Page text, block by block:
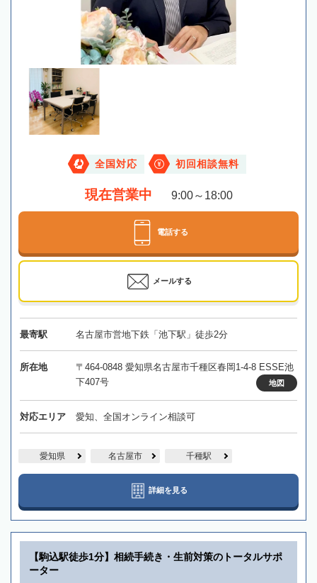
全国対応 初回相談無料
現在営業中 9:00～18:00
電話する
メールする
最寄駅 名古屋市営地下鉄「池下駅」徒歩2分
所在地
〒464-0848 愛知県名古屋市千種区春岡1-4-8 ESSE池
下407号
地図
対応エリア 愛知、全国オンライン相談可
愛知県 名古屋市 千種駅
詳細を見る
【駒込駅徒歩1分】相続手続き・生前対策のトータルサポ
ーター